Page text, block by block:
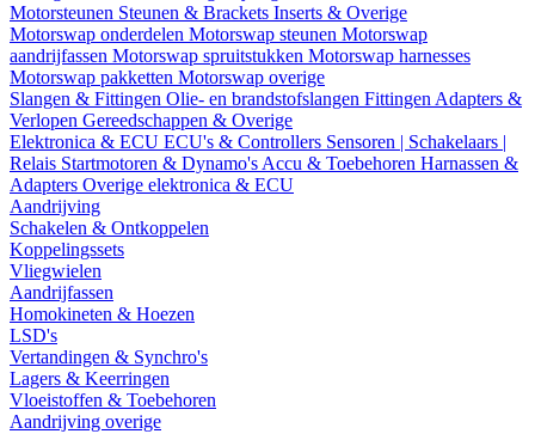
Motorsteunen Steunen & Brackets Inserts & Overige
Motorswap onderdelen Motorswap steunen Motorswap
aandrijfassen Motorswap spruitstukken Motorswap harnesses
Motorswap pakketten Motorswap overige
Slangen & Fittingen Olie- en brandstofslangen Fittingen Adapters &
Verlopen Gereedschappen & Overige
Elektronica & ECU ECU's & Controllers Sensoren | Schakelaars |
Relais Startmotoren & Dynamo's Accu & Toebehoren Harnassen &
Adapters Overige elektronica & ECU
Aandrijving
Schakelen & Ontkoppelen
Koppelingssets
Vliegwielen
Aandrijfassen
Homokineten & Hoezen
LSD's
Vertandingen & Synchro's
Lagers & Keerringen
Vloeistoffen & Toebehoren
Aandrijving overige